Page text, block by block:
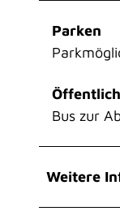
Parken
Bus zur
Weitere